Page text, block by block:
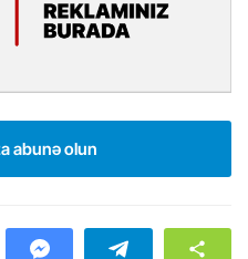
abunə olun